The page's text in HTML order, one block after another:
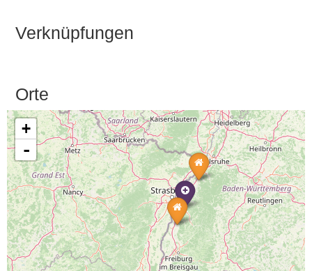
Verknüpfungen
Orte
+
-